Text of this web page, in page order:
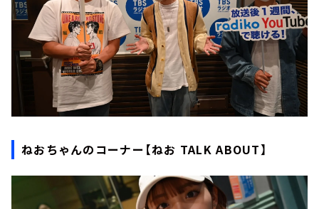
ねおちゃんのコーナー【ねお TALK ABOUT】